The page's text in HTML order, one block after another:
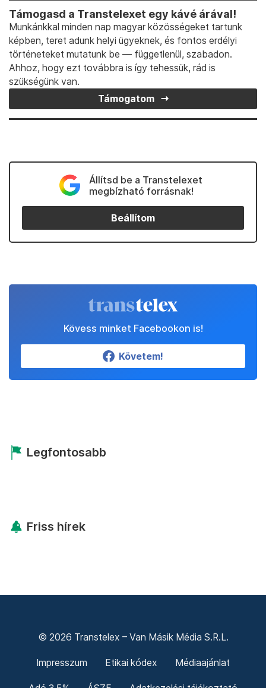
Támogasd a Transtelexet egy kávé árával!
Munkánkkal minden nap magyar közösségeket tartunk
képben, teret adunk helyi ügyeknek, és fontos erdélyi
történeteket mutatunk be — függetlenül, szabadon.
Ahhoz, hogy ezt továbbra is így tehessük, rád is
szükségünk van.
Támogatom
Állítsd be a Transtelexet
megbízható forrásnak!
Beállítom
Kövess minket Facebookon is!
Követem!
Legfontosabb
Friss hírek
© 2026 Transtelex – Van Másik Média S.R.L.
Impresszum Etikai kódex Médiaajánlat